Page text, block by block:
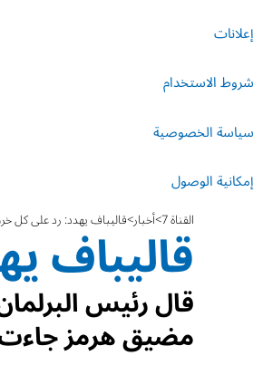
إعلانات
شروط الاستخدام
سياسة الخصوصية
إمكانية الوصول
القناة 7 أخبار قاليباف يهدد: رد على كل
قاليباف
قال رئيس
مضيق هرمز جاءت